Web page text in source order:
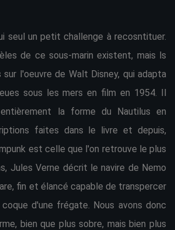
seul un petit challenge à recosntituer.
de ce sous-marin existent, mais ls
l'oeuvre de Walt Disney, qui adapta
sous les mers en film en 1954. Il
la forme du Nautilus en
faites dans le livre et depuis,
est celle que l'on retrouve le plus
Jules Verne décrit le navire de Nemo
fin et élancé capable de transpercer
d'une frégate. Nous avons donc
bien que plus sobre, mais bien plus